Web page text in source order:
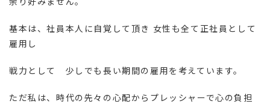
基本は、社員本人に自覚して頂き 女性も全て正社員として
雇用し
戦力として 少しでも長い期間の雇用を考えています。
ただ私は、時代の先々の心配からプレッシャーで心の負担